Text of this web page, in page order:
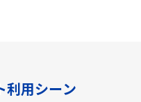
利用シーン